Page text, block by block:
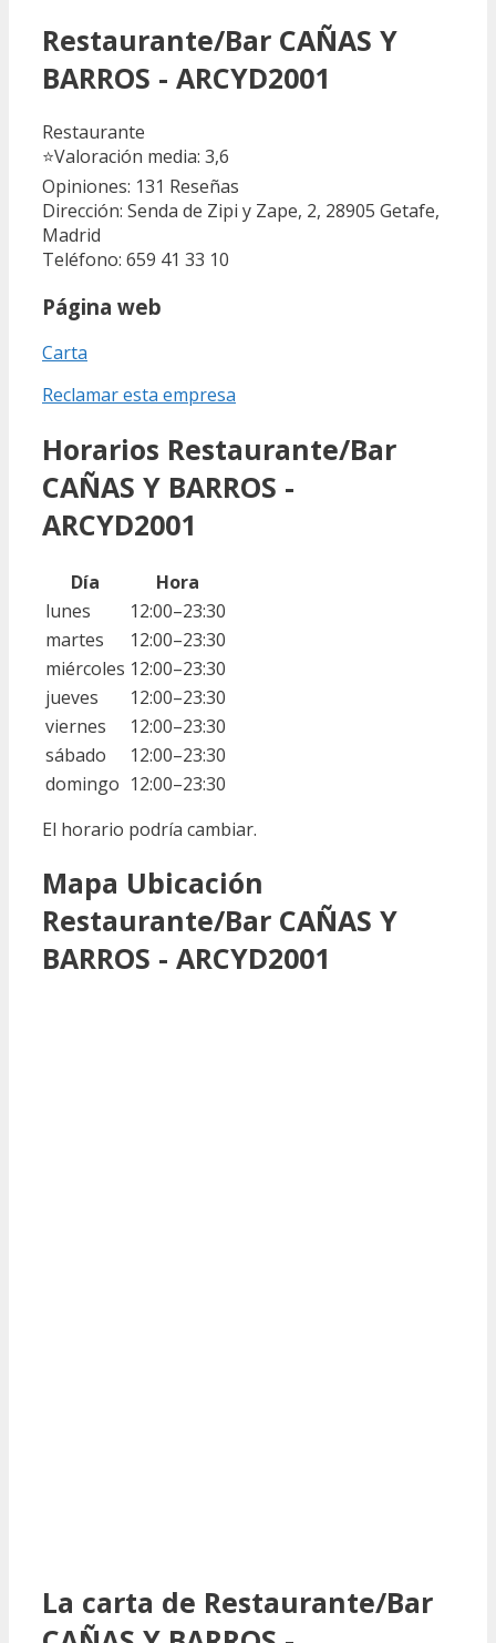
Restaurante/Bar CAÑAS Y
BARROS - ARCYD2001
Restaurante
⭐Valoración media: 3,6
Opiniones: 131 Reseñas
Dirección: Senda de Zipi y Zape, 2, 28905 Getafe,
Madrid
Teléfono: 659 41 33 10
Página web
Carta
Reclamar esta empresa
Horarios Restaurante/Bar
CAÑAS Y BARROS -
ARCYD2001
Día
Hora
lunes
12:00–23:30
martes
12:00–23:30
miércoles 12:00–23:30
jueves
12:00–23:30
viernes
12:00–23:30
sábado
12:00–23:30
domingo 12:00–23:30
El horario podría cambiar.
Mapa Ubicación
Restaurante/Bar CAÑAS Y
BARROS - ARCYD2001
La carta de Restaurante/Bar